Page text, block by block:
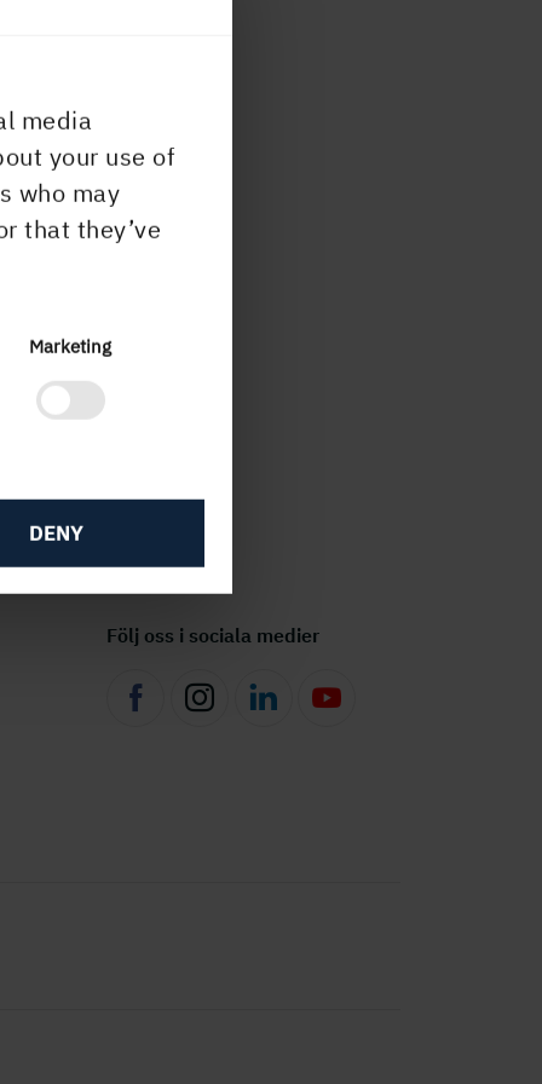
media
your use of
who may
that they’ve
Marketing
DENY
Följ oss i sociala medier